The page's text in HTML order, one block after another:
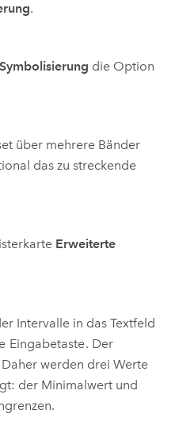
.
Symbolisierung die Option
über mehrere Bänder
das zu streckende
Erweiterte
Intervalle in das Textfeld
Eingabetaste. Der
werden drei Werte
der Minimalwert und